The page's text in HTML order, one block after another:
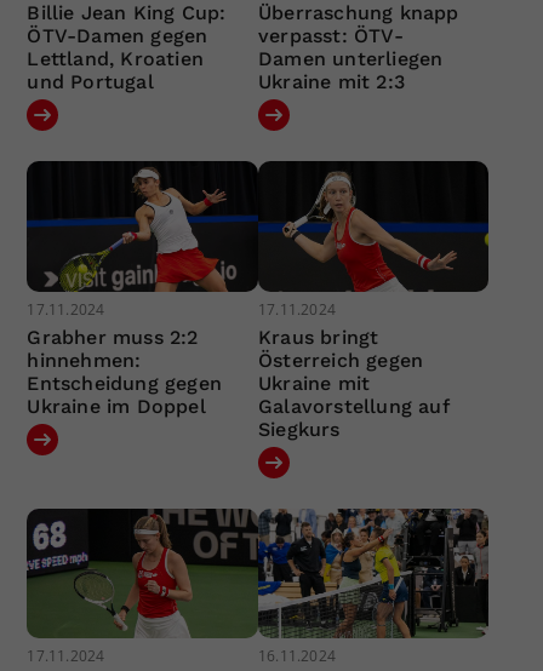
Billie Jean King Cup:
ÖTV-Damen gegen
Lettland, Kroatien
und Portugal
Überraschung knapp
verpasst: ÖTV-
Damen unterliegen
Ukraine mit 2:3
17.11.2024
Grabher muss 2:2
hinnehmen:
Entscheidung gegen
Ukraine im Doppel
17.11.2024
Kraus bringt
Österreich gegen
Ukraine mit
Galavorstellung auf
Siegkurs
17.11.2024 16.11.2024